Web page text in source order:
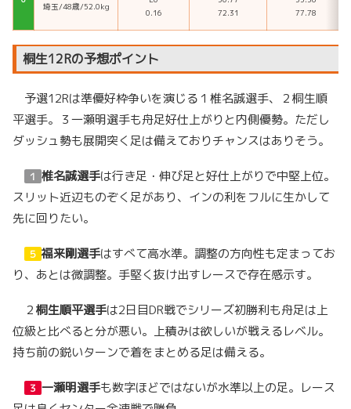
埼玉/48歳/52.0kg
0.16
72.31
77.78
桐生12Rの予想ポイント
予選12Rは準優好枠争いを演じる１椎名誠選手、２桐生順
平選手。３一瀬明選手も舟足好仕上がりと内側優勢。ただし
ダッシュ勢も展開突く足は備えておりチャンスはありそう。
１ 椎名誠選手は行き足・伸び足と好仕上がりで中堅上位。
スリット近辺ものぞく足があり、インの利をフルに生かして
先に回りたい。
５ 福来剛選手はすべて高水準。調整の方向性も定まってお
り、あとは微調整。手堅く抜け出すレースで存在感示す。
２桐生順平選手は2日目DR戦でシリーズ初勝利も舟足は上
位級と比べると分が悪い。上積みは欲しいが戦えるレベル。
持ち前の鋭いターンで着をまとめる足は備える。
３ 一瀬明選手も数字ほどではないが水準以上の足。レース